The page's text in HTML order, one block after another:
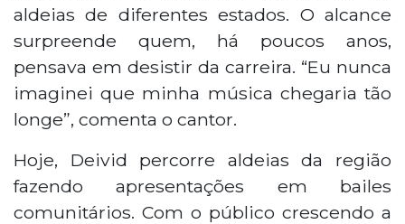
aldeias de diferentes estados. O alcance
surpreende quem, há poucos anos,
pensava em desistir da carreira. “Eu nunca
imaginei que minha música chegaria tão
longe”, comenta o cantor.
Hoje, Deivid percorre aldeias da região
fazendo apresentações em bailes
comunitários. Com o público crescendo a